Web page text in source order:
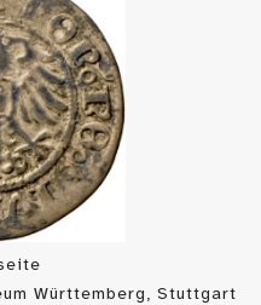
Württemberg, Stuttgart